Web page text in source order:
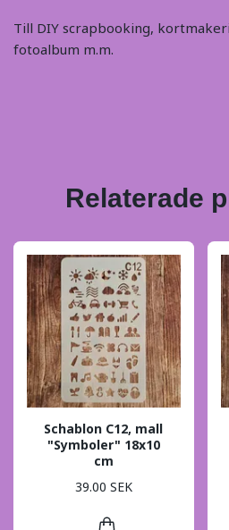
Till DIY scrapbooking,
fotoalbum m.m.
Relaterade
Schablon C12, mall
"Symboler" 18x10
cm
39.00 SEK